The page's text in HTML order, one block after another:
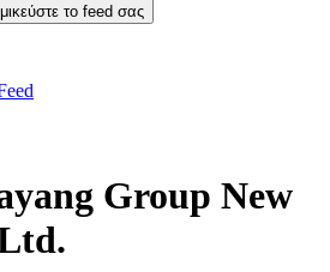
το feed σας
Group New